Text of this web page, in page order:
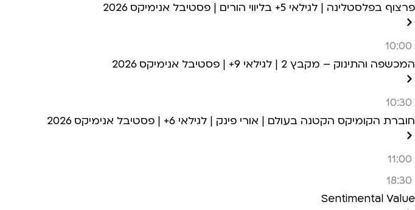
פרצוף בפלסטלינה | לגילאי 5+ בליווי הורים | פסטיבל אנימיקס 2026
10:00
המכשפה והתינוק – מקבץ 2 | לגילאי 9+ | פסטיבל אנימיקס 2026
10:30
חוברת הקומיקס הקטנה בעולם | אורי פינק | לגילאי 6+ | פסטיבל אנימיקס 2026
11:00
18:30
Sentimental Value